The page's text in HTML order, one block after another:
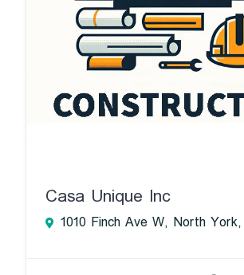
Casa Unique Inc